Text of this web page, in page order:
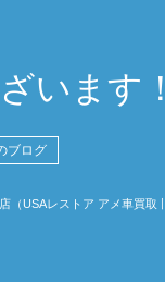
います！
ブログ
（USAレストア アメ車買取